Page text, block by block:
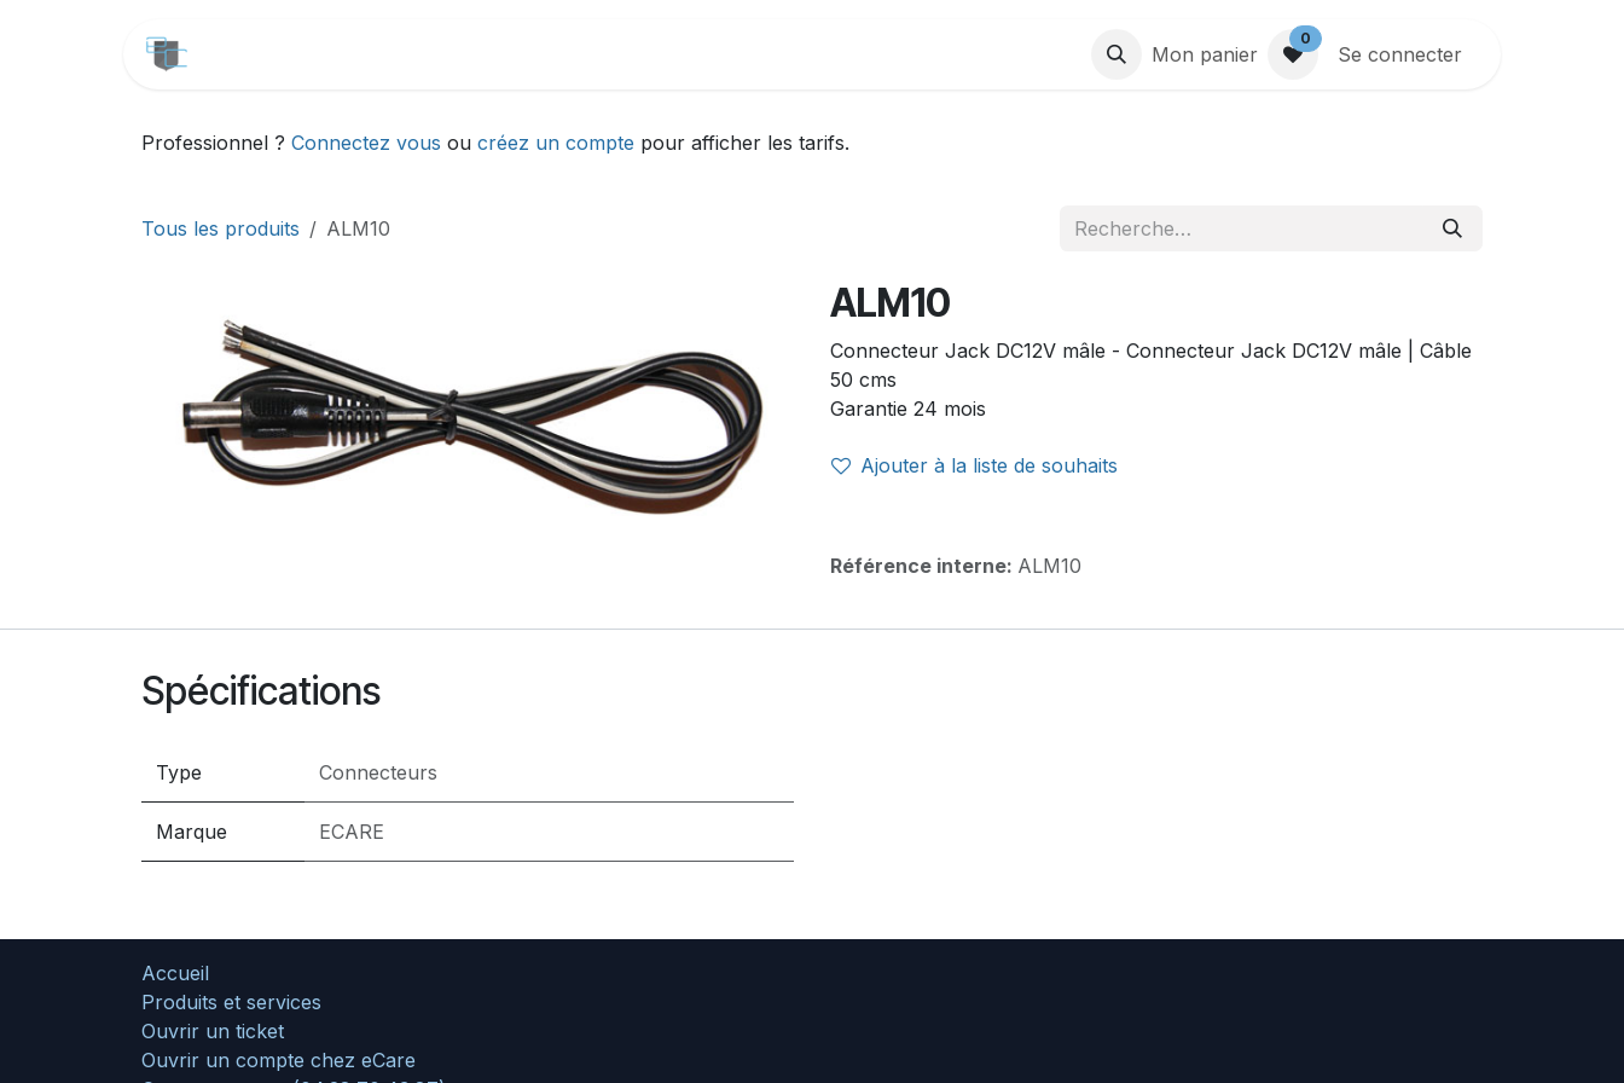
Mon panier
0
Se connecter
Professionnel ? Connectez vous ou créez un compte pour afficher les tarifs.
Tous les produits ALM10
ALM10
Connecteur Jack DC12V mâle - Connecteur Jack DC12V mâle | Câble
50 cms
Garantie 24 mois
Ajouter à la liste de souhaits
Référence interne: ALM10
Spécifications
Type Connecteurs
Marque ECARE
Accueil
Produits et services
Ouvrir un ticket
Ouvrir un compte chez eCare